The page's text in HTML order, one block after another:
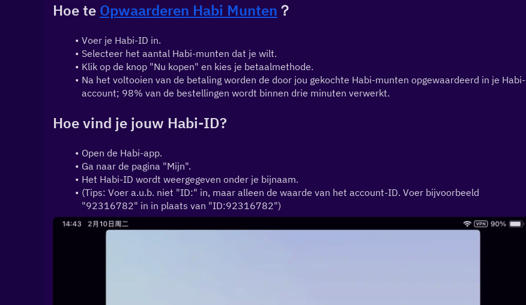
Hoe te Opwaarderen Habi Munten ？
Voer je Habi-ID in.
Selecteer het aantal Habi-munten dat je wilt.
Klik op de knop "Nu kopen" en kies je betaalmethode.
Na het voltooien van de betaling worden de door jou gekochte Habi-munten opgewaardeerd in je Habi-
account; 98% van de bestellingen wordt binnen drie minuten verwerkt.
Hoe vind je jouw Habi-ID?
Open de Habi-app.
Ga naar de pagina "Mijn".
Het Habi-ID wordt weergegeven onder je bijnaam.
(Tips: Voer a.u.b. niet "ID:" in, maar alleen de waarde van het account-ID. Voer bijvoorbeeld
"92316782" in in plaats van "ID:92316782")